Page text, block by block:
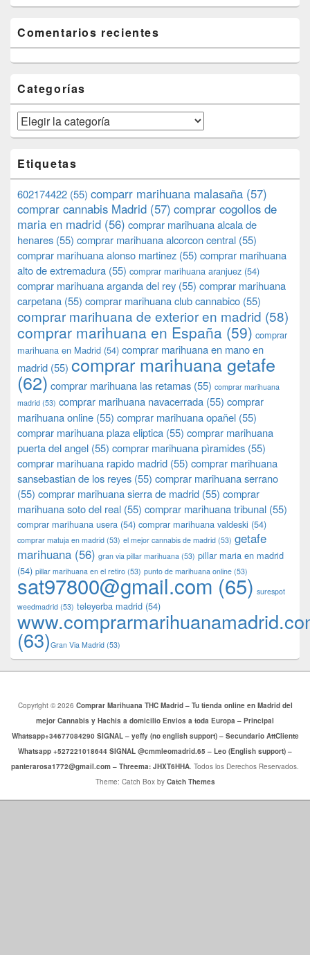
Comentarios recientes
Categorías
Categorías
Etiquetas
602174422 (55) comparr marihuana malasaña (57)
comprar cannabis Madrid (57) comprar cogollos de
maria en madrid (56) comprar marihuana alcala de
henares (55) comprar marihuana alcorcon central (55)
comprar marihuana alonso martinez (55) comprar marihuana
alto de extremadura (55) comprar marihuana aranjuez (54)
comprar marihuana arganda del rey (55) comprar marihuana
carpetana (55) comprar marihuana club cannabico (55)
comprar marihuana de exterior en madrid (58)
comprar marihuana en España (59) comprar
marihuana en Madrid (54) comprar marihuana en mano en
madrid (55) comprar marihuana getafe
(62) comprar marihuana las retamas (55) comprar marihuana
madrid (53) comprar marihuana navacerrada (55) comprar
marihuana online (55) comprar marihuana opañel (55)
comprar marihuana plaza eliptica (55) comprar marihuana
puerta del angel (55) comprar marihuana pìramides (55)
comprar marihuana rapido madrid (55) comprar marihuana
sansebastian de los reyes (55) comprar marihuana serrano
(55) comprar marihuana sierra de madrid (55) comprar
marihuana soto del real (55) comprar marihuana tribunal (55)
comprar marihuana usera (54) comprar marihuana valdeski (54)
comprar matuja en madrid (53) el mejor cannabis de madrid (53) getafe
marihuana (56) gran via pillar marihuana (53) pillar maria en madrid
(54) pillar marihuana en el retiro (53) punto de marihuana online (53)
sat97800@gmail.com (65) surespot
weedmadrid (53) teleyerba madrid (54)
(63)​​Gran Via Madrid (53)
Copyright © 2026 Comprar Marihuana THC Madrid – Tu tienda online en Madrid del
mejor Cannabis y Hachis a domicilio Envios a toda Europa – Principal
Whatsapp+34677084290 SIGNAL – yeffy (no english support) – Secundario AttCliente
Whatsapp +527221018644 SIGNAL @cmmleomadrid.65 – Leo (English support) –
panterarosa1772@gmail.com – Threema: JHXT6HHA. Todos los Derechos Reservados.
Theme: Catch Box by Catch Themes